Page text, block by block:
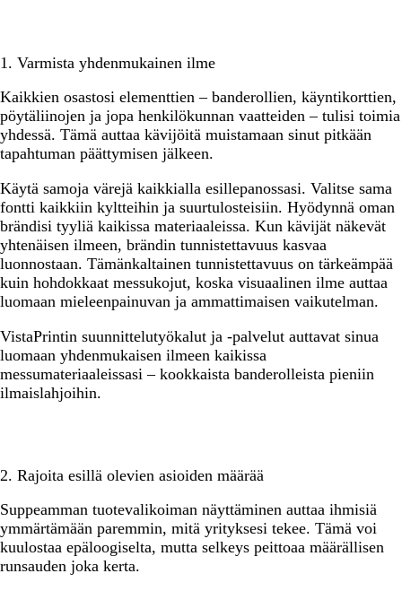
1. Varmista yhdenmukainen ilme
Kaikkien osastosi elementtien – banderollien, käyntikorttien,
pöytäliinojen ja jopa henkilökunnan vaatteiden – tulisi toimia
yhdessä. Tämä auttaa kävijöitä muistamaan sinut pitkään
tapahtuman päättymisen jälkeen.
Käytä samoja värejä kaikkialla esillepanossasi. Valitse sama ​​
fontti kaikkiin kyltteihin ja suurtulosteisiin. Hyödynnä oman
brändisi tyyliä kaikissa materiaaleissa. Kun kävijät näkevät
yhtenäisen ilmeen, brändin tunnistettavuus kasvaa
luonnostaan. Tämänkaltainen tunnistettavuus on tärkeämpää
kuin hohdokkaat messukojut, koska visuaalinen ilme auttaa
luomaan mieleenpainuvan ja ammattimaisen vaikutelman.
VistaPrintin suunnittelutyökalut ja -palvelut auttavat sinua
luomaan yhdenmukaisen ilmeen kaikissa
messumateriaaleissasi – kookkaista banderolleista pieniin
ilmaislahjoihin.
2. Rajoita esillä olevien asioiden määrää
Suppeamman tuotevalikoiman näyttäminen auttaa ihmisiä
ymmärtämään paremmin, mitä yrityksesi tekee. Tämä voi
kuulostaa epäloogiselta, mutta selkeys peittoaa määrällisen
runsauden joka kerta.